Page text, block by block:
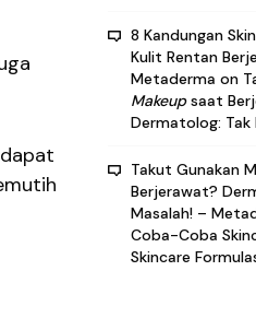
8 Kandungan
Kulit Rentan
Metaderma on
Makeupsaat
Dermatolog: Tak
Takut Gunakan
Berjerawat?
Masalah! –
Coba-Coba
Skincare